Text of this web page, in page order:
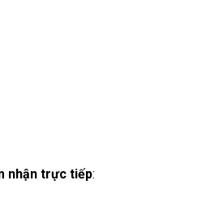
nhận trực tiếp: